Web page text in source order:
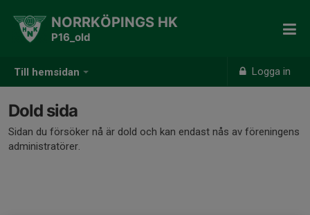
Till hemsidan Logga in
NORRKÖPINGS HK
P16_old
Dold sida
Sidan du försöker nå är dold och kan endast nås av föreningens
administratörer.